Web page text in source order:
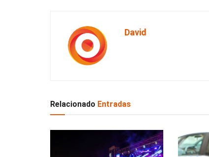
David
Relacionado Entradas